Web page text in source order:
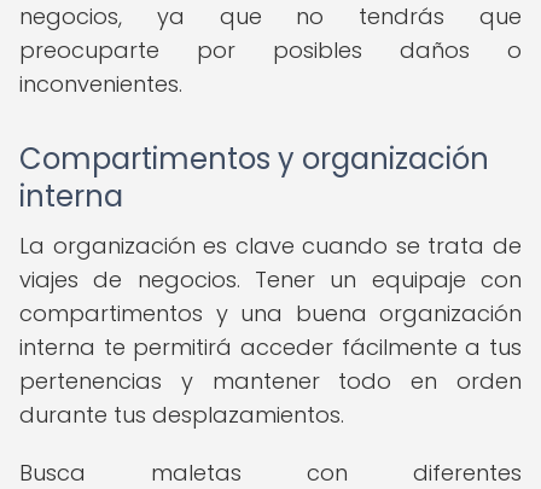
negocios, ya que no tendrás que
preocuparte por posibles daños o
inconvenientes.
Compartimentos y organización
interna
La organización es clave cuando se trata de
viajes de negocios. Tener un equipaje con
compartimentos y una buena organización
interna te permitirá acceder fácilmente a tus
pertenencias y mantener todo en orden
durante tus desplazamientos.
Busca maletas con diferentes